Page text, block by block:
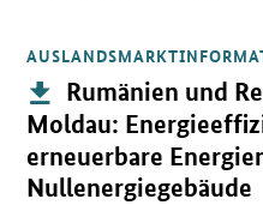
Publikation:
Rumänien und
Moldau:
erneuerbare
Nullenergiegebäude
Öffnet PDF "Rumänien und